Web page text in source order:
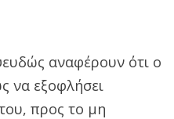
αναφέρουν ότι ο
να εξοφλήσει
προς το μη